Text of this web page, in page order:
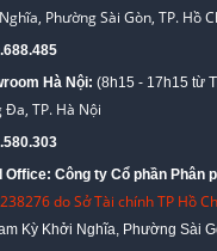
Phường Sài Gòn, TP. Hồ
Hà Nội: (8h15 - 17h15 từ
TP. Hà Nội
Office: Công ty Cổ phần Phân
do Sở Tài chính TP Hồ
Kỳ Khởi Nghĩa, Phường Sài